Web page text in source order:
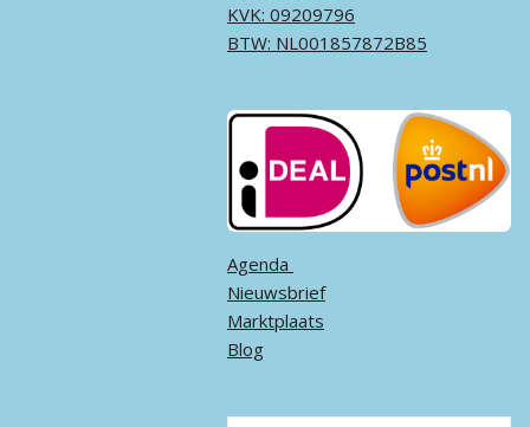
KVK: 09209796
BTW: NL001857872B85
Agenda ​
Nieuwsbrief
Marktplaats
Blog